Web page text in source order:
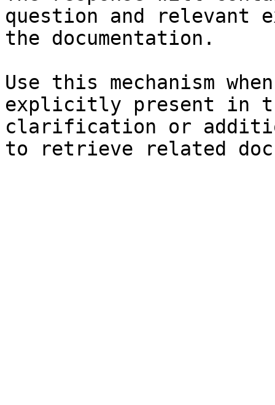
question and relevant
the documentation.
Use this mechanism
explicitly present in
clarification or